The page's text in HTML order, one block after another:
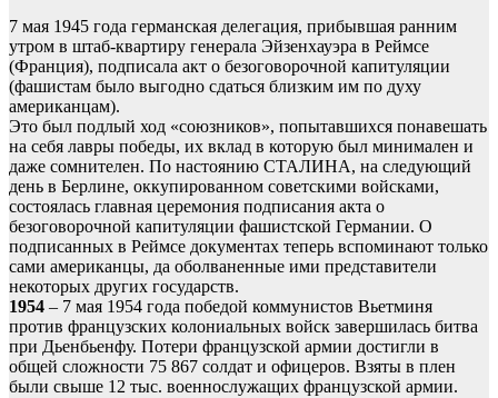
7 мая 1945 года германская делегация, прибывшая ранним
утром в штаб-квартиру генерала Эйзенхауэра в Реймсе
(Франция), подписала акт о безоговорочной капитуляции
(фашистам было выгодно сдаться близким им по духу
американцам).
Это был подлый ход «союзников», попытавшихся понавешать
на себя лавры победы, их вклад в которую был минимален и
даже сомнителен. По настоянию СТАЛИНА, на следующий
день в Берлине, оккупированном советскими войсками,
состоялась главная церемония подписания акта о
безоговорочной капитуляции фашистской Германии. О
подписанных в Реймсе документах теперь вспоминают только
сами американцы, да оболваненные ими представители
некоторых других государств.
1954 – 7 мая 1954 года победой коммунистов Вьетминя
против французских колониальных войск завершилась битва
при Дьенбьенфу. Потери французской армии достигли в
общей сложности 75 867 солдат и офицеров. Взяты в плен
были свыше 12 тыс. военнослужащих французской армии.